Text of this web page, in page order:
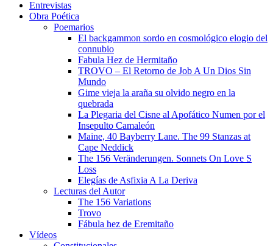
Entrevistas
Obra Poética
Poemarios
El backgammon sordo en cosmológico elogio del
connubio
Fabula Hez de Hermitaño
TROVO – El Retorno de Job A Un Dios Sin
Mundo
Gime vieja la araña su olvido negro en la
quebrada
La Plegaria del Cisne al Apofático Numen por el
Insepulto Camaleón
Maine, 40 Bayberry Lane. The 99 Stanzas at
Cape Neddick
The 156 Veränderungen. Sonnets On Love S
Loss
Elegías de Asfixia A La Deriva
Lecturas del Autor
The 156 Variations
Trovo
Fábula hez de Eremitaño
Vídeos